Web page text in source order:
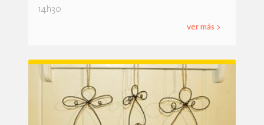
14h30
ver más >